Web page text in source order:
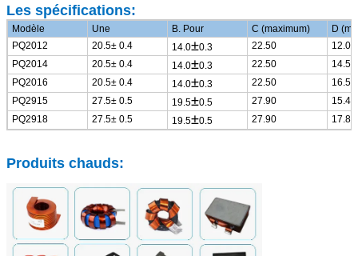
Les spécifications:
Modèle Une B. Pour C (maximum)
D
PQ2012
20.5± 0.4 14.0±0.3 22.50
12.00
PQ2014
20.5± 0.4 14.0±0.3 22.50
14.50
PQ2016
20.5± 0.4 14.0±0.3 22.50
16.50
PQ2915
27.5± 0.5 19.5±0.5 27.90
15.40
PQ2918
27.5± 0.5 19.5±0.5 27.90 17.80
Produits chauds: